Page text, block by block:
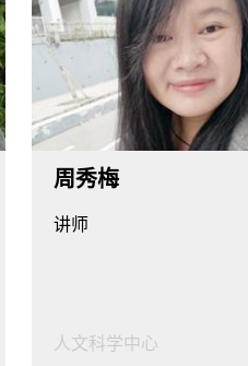
周秀梅
讲师
人文科学中心